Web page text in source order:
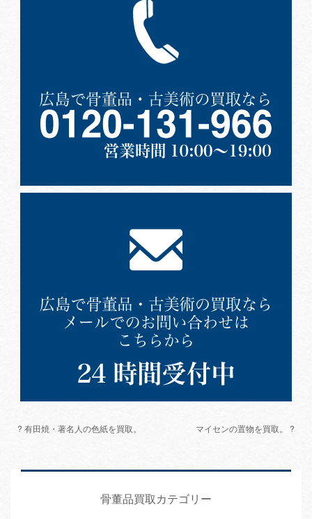
? 有田焼・著名人の色紙を買取。 マイセンの置物を買取。 ?
骨董品買取カテゴリー